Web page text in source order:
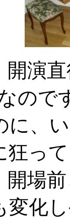
演直
ので
に、
狂っ
開場
変化